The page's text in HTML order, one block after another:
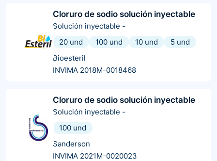
Cloruro de sodio solución inyectable
Solución inyectable -
20 und
100 und 10 und
5 und
Bioesteril
INVIMA 2018M-0018468
Cloruro de sodio solución inyectable
Solución inyectable -
100 und
Sanderson
INVIMA 2021M-0020023